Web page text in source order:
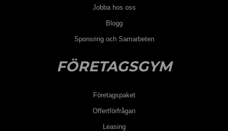
Jobba hos oss
Blogg
Sponsring och Samarbeten
FÖRETAGSGYM
Företagspaket
Offertförfrågan
Leasing